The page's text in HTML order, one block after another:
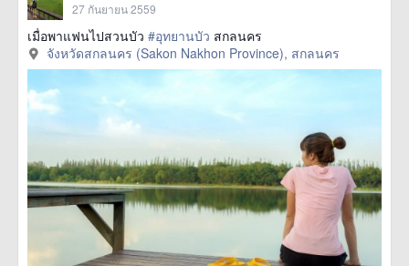
27 กันยายน 2559
เมื่อพาแฟนไปสวนบัว #อุทยานบัว สกลนคร
จังหวัดสกลนคร (Sakon Nakhon Province), สกลนคร